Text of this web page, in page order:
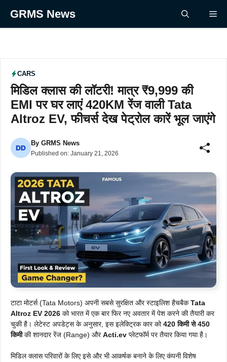
GRMS News
CARS
मिडिल क्लास की लॉटरी! मात्र ₹9,999 की
EMI पर घर लाएं 420KM रेंज वाली Tata
Altroz EV, फीचर्स देख पेट्रोल कारें भूल जाएंगे
By GRMS News
Published on: January 21, 2026
टाटा मोटर्स (Tata Motors) अपनी सबसे सुरक्षित और स्टाइलिश हैचबैकTata
Altroz EV 2026 को भारत में एक बार फिर नए अवतार में पेश करने की तैयारी कर
चुकी है। लेटेस्ट अपडेट्स के अनुसार, इस इलेक्ट्रिक कार को420 किमी से 450
किमीकी शानदार रेंज (Range) औरActi.ev प्लेटफॉर्म पर तैयार किया गया है।
मिडिल क्लास परिवारों के लिए इसे और भी आकर्षक बनाने के लिए कंपनी विशेष